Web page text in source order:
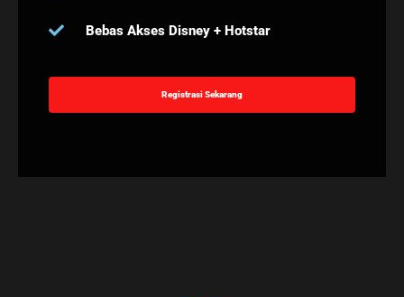
Bebas Akses Disney + Hotstar
Registrasi Sekarang